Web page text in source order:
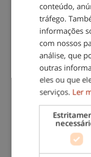
Dicas para
partam
conteúdo,
tráfego.
informações
com nossos
análise, que
outras
eles ou que
serviços. Ler